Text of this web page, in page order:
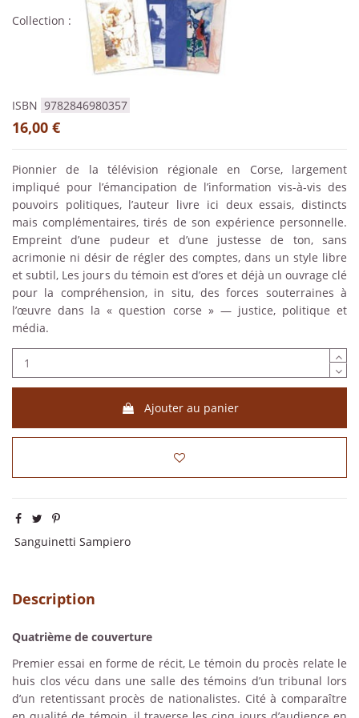
Collection :
ISBN 9782846980357
16,00 €
Pionnier de la télévision régionale en Corse, largement
impliqué pour l’émancipation de l’information vis-à-vis des
pouvoirs politiques, l’auteur livre ici deux essais, distincts
mais complémentaires, tirés de son expérience personnelle.
Empreint d’une pudeur et d’une justesse de ton, sans
acrimonie ni désir de régler des comptes, dans un style libre
et subtil, Les jours du témoin est d’ores et déjà un ouvrage clé
pour la compréhension, in situ, des forces souterraines à
l’œuvre dans la « question corse » — justice, politique et
média.
Ajouter au panier
Sanguinetti Sampiero
Description
Quatrième de couverture
Premier essai en forme de récit, Le témoin du procès relate le
huis clos vécu dans une salle des témoins d’un tribunal lors
d’un retentissant procès de nationalistes. Cité à comparaître